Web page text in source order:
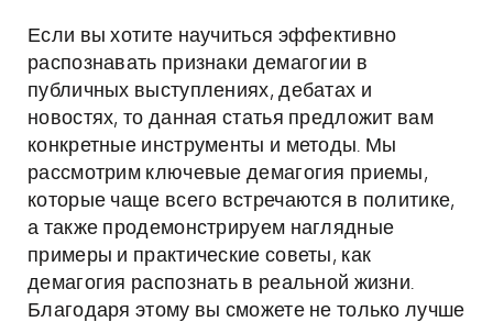
Если вы хотите научиться эффективно
распознавать признаки демагогии в
публичных выступлениях, дебатах и
новостях, то данная статья предложит вам
конкретные инструменты и методы. Мы
рассмотрим ключевые демагогия приемы,
которые чаще всего встречаются в политике,
а также продемонстрируем наглядные
примеры и практические советы, как
демагогия распознать в реальной жизни.
Благодаря этому вы сможете не только лучше